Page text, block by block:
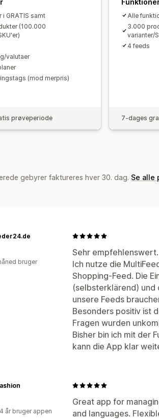
i GRATIS samt
(100.000
valutaer
(mod merpris)
prøveperiode
Alle
3.000
varianter/
4 feeds
7-dages
gebyrer faktureres hver 30. dag. Se alle
Sehr empfehlenswert.
Ich nutze die
Shopping-Feed. Die
(selbsterklärend) und
unsere Feeds
Besonders positiv ist
Fragen wurden
Bisher bin ich mit der
kann die App klar
bruger
Great app for
and languages.
år bruger appen